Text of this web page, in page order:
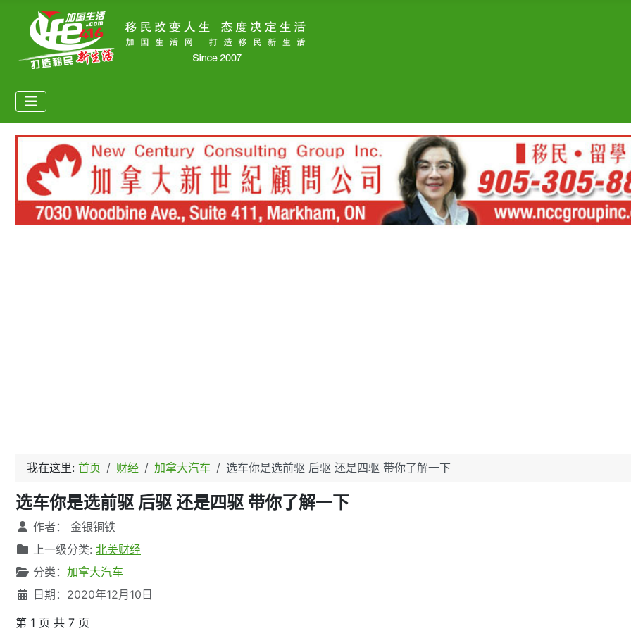
我在这里: 首页 财经 加拿大汽车 选车你是选前驱 后驱 还是四驱 带你了解一下
选车你是选前驱 后驱 还是四驱 带你了解一下
文章信息
作者： 金银铜铁
上一级分类: 北美财经
分类： 加拿大汽车
日期：2020年12月10日
第 1 页 共 7 页